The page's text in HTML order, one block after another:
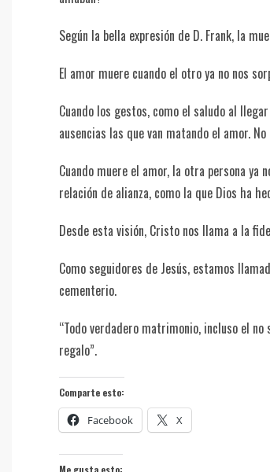
Según la bella expresión de D. Frank, la
El amor muere cuando el otro ya no nos
Cuando los gestos, como el saludo al
ausencias las que van matando el amor.
Cuando muere el amor, la otra persona
relación de alianza, como la que Dios ha
Desde esta visión, Cristo nos llama a la
Como seguidores de Jesús, estamos
cementerio.
“Todo verdadero matrimonio, incluso el
regalo”.
Comparte esto:
Facebook X